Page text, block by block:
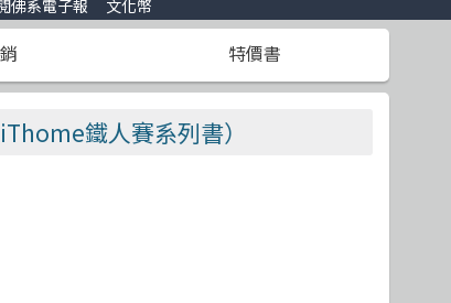
※進口書籍到貨延誤公告※
名家名著系列
Agile Software
半導體
C++ 程式語言
人工智慧
網頁設計
資料庫
博碩
清華大學
更多出版社
阿喵周邊商品
商管科普推薦書
佛系電子報 文化幣
特價書
鐵人賽系列書）